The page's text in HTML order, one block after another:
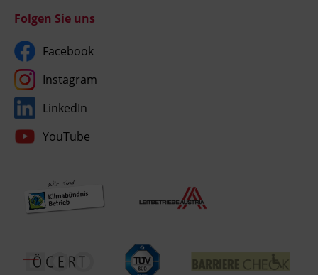
Folgen Sie uns
Facebook
Instagram
LinkedIn
YouTube